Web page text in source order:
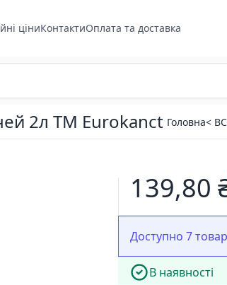
ціниКонтактиОплата та доставка
2л ТМ Eurokanct Головна<
139,80
Доступно 7
В наявності